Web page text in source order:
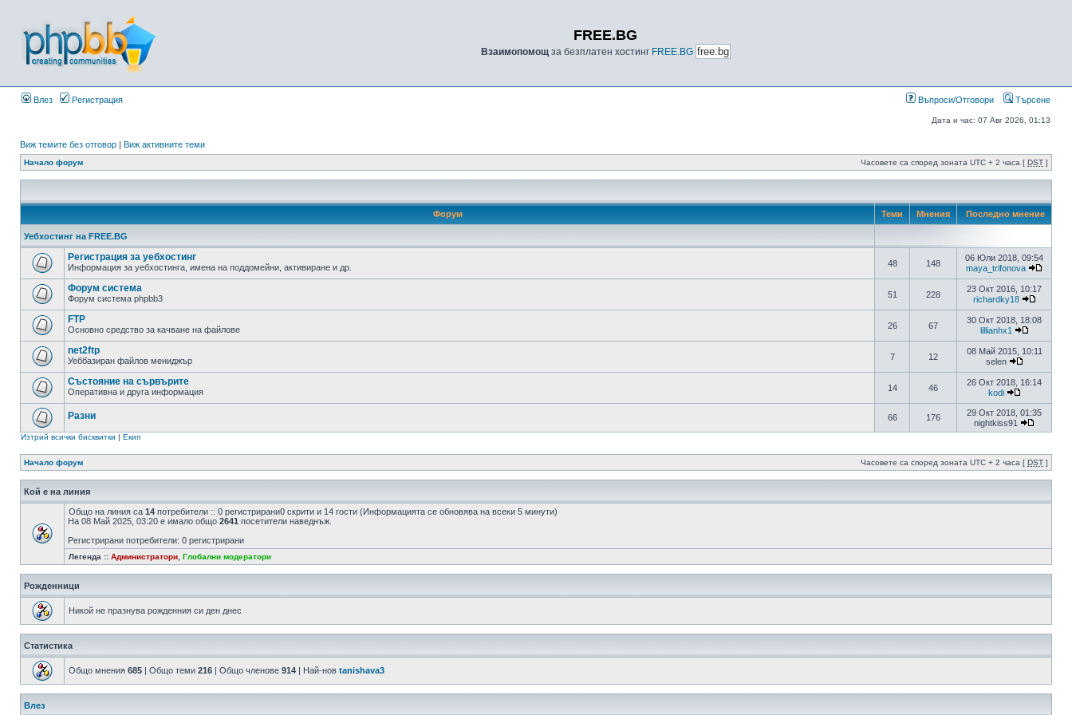
FREE.BG
Взаимопомощза безплатен хостинг FREE.BG
Влез Регистрация Въпроси/Отговори Търсене
Дата и час: 07 Авг 2026, 01:13
Виж темите без отговор | Виж активните теми
Начало форум Часовете са според зоната UTC + 2 часа [ DST ]
Форум Теми Мнения Последно мнение
Уебхостинг на FREE.BG
Регистрация за уебхостинг
Информация за уебхостинга, имена на поддомейни, активиране и др. 48 148
06 Юли 2018, 09:54
maya_trifonova
Форум система
Форум система phpbb3 51 228
23 Окт 2016, 10:17
richardky18
FTP
Основно средство за качване на файлове 26 67
30 Окт 2018, 18:08
lillianhx1
net2ftp
Уеббазиран файлов мениджър 7 12
08 Май 2015, 10:11
selen
Състояние на сървърите
Оперативна и друга информация 14 46
26 Окт 2018, 16:14
kodi
Разни 66 176
29 Окт 2018, 01:35
nightkiss91
Изтрий всички бисквитки | Екип
Начало форум Часовете са според зоната UTC + 2 часа [ DST ]
Кой е на линия
Общо на линия са 14 потребители :: 0 регистрирани0 скрити и 14 гости (Информацията се обновява на всеки 5 минути)
На 08 Май 2025, 03:20 е имало общо 2641 посетители наведнъж.
Регистрирани потребители: 0 регистрирани
Легенда :: Администратори Глобални модератори
Рожденници
Никой не празнува рожденния си ден днес
Статистика
Общо мнения 685 | Общо теми 216 | Общо членове 914 | Най-нов tanishava3
Влез